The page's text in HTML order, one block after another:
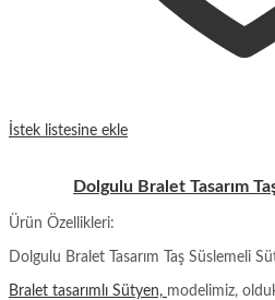
İstek listesine ekle
Dolgulu Bralet Tasarım
Ürün Özellikleri:
Dolgulu Bralet Tasarım Taş Süslemeli
Bralet tasarımlı Sütyen, modelimiz,